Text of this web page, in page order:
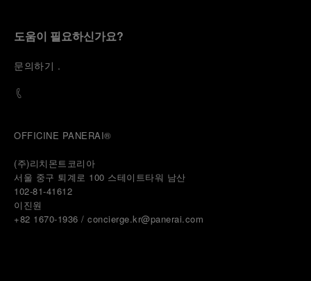
도움이 필요하신가요?
문의하기 .
OFFICINE PANERAI®
(주)리치몬트코리아
서울 중구 퇴계로 100 스테이트타워 남산
102-81-41612
이진원
+82 1670-1936 / concierge.kr@panerai.com